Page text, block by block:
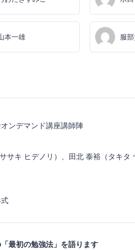
本一雄 服
ンデマンド講座講師陣
サキ ヒデノリ）、田北 泰裕（タキタ
最初の勉強法」を語ります